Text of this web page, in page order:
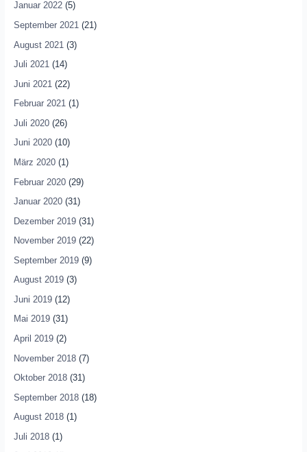
Januar 2022(5)
September 2021(21)
August 2021 (3)
Juli 2021(14)
Juni 2021 (22)
Februar 2021(1)
Juli 2020(26)
Juni 2020(10)
März 2020(1)
Februar 2020(29)
Januar 2020(31)
Dezember 2019(31)
November 2019(22)
September 2019(9)
August 2019(3)
Juni 2019(12)
Mai 2019(31)
April 2019(2)
November 2018(7)
Oktober 2018(31)
September 2018(18)
August 2018(1)
Juli 2018(1)